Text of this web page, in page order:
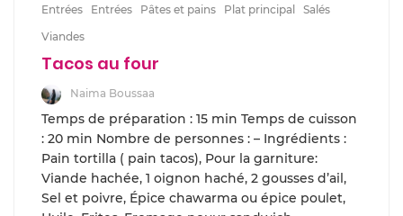
Entrées Entrées Pâtes et pains Plat principal
Salés
Viandes
Tacos au four
Naima Boussaa
Temps de préparation : 15 min Temps de cuisson
: 20 min Nombre de personnes : – Ingrédients :
Pain tortilla ( pain tacos), Pour la garniture:
Viande hachée, 1 oignon haché, 2 gousses d’ail,
Sel et poivre, Épice chawarma ou épice poulet,